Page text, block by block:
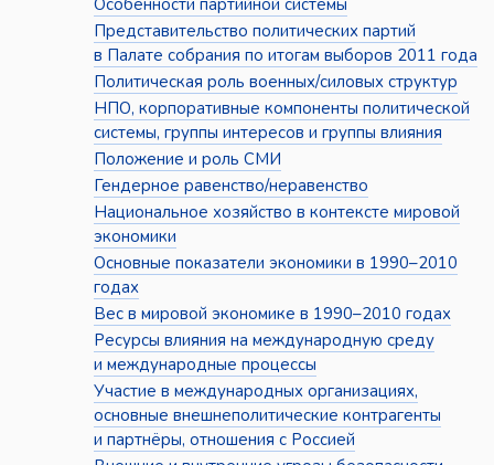
Особенности партийной системы
Представительство политических партий
в Палате собрания по итогам выборов 2011 года
Политическая роль военных/силовых структур
НПО, корпоративные компоненты политической
системы, группы интересов и группы влияния
Положение и роль СМИ
Гендерное равенство/неравенство
Национальное хозяйство в контексте мировой
экономики
Основные показатели экономики в 1990–2010
годах
Вес в мировой экономике в 1990–2010 годах
Ресурсы влияния на международную среду
и международные процессы
Участие в международных организациях,
основные внешнеполитические контрагенты
и партнёры, отношения с Россией